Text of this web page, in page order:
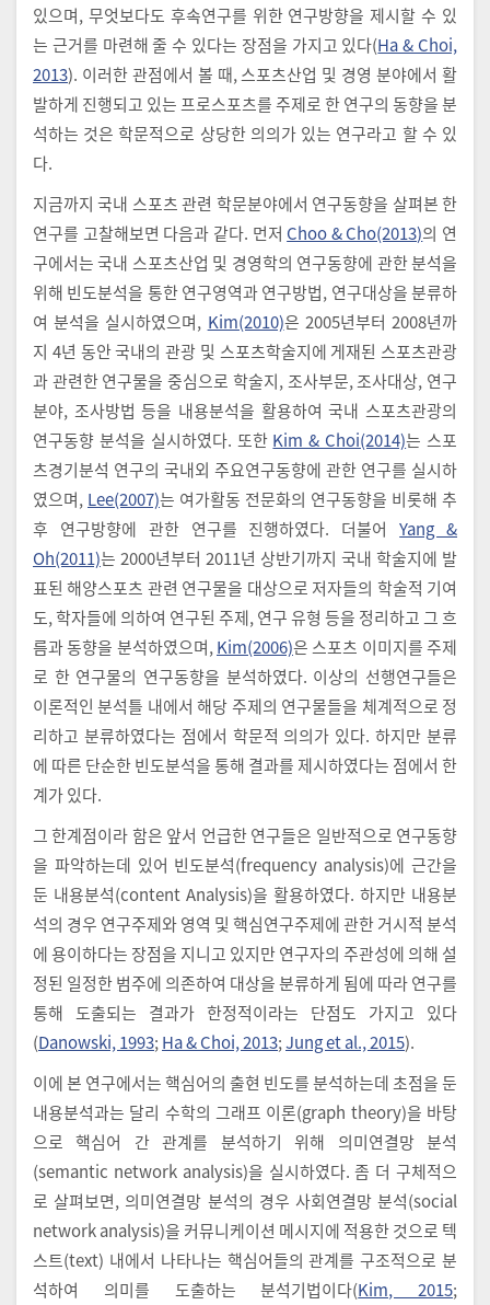
있으며, 무엇보다도 후속연구를 위한 연구방향을 제시할 수 있
는 근거를 마련해 줄 수 있다는 장점을 가지고 있다(Ha & Choi,
2013). 이러한 관점에서 볼 때, 스포츠산업 및 경영 분야에서 활
발하게 진행되고 있는 프로스포츠를 주제로 한 연구의 동향을 분
석하는 것은 학문적으로 상당한 의의가 있는 연구라고 할 수 있
다.
지금까지 국내 스포츠 관련 학문분야에서 연구동향을 살펴본 한
연구를 고찰해보면 다음과 같다. 먼저 Choo & Cho(2013)의 연
구에서는 국내 스포츠산업 및 경영학의 연구동향에 관한 분석을
위해 빈도분석을 통한 연구영역과 연구방법, 연구대상을 분류하
여 분석을 실시하였으며, Kim(2010)은 2005년부터 2008년까
지 4년 동안 국내의 관광 및 스포츠학술지에 게재된 스포츠관광
과 관련한 연구물을 중심으로 학술지, 조사부문, 조사대상, 연구
분야, 조사방법 등을 내용분석을 활용하여 국내 스포츠관광의
연구동향 분석을 실시하였다. 또한 Kim & Choi(2014)는 스포
츠경기분석 연구의 국내외 주요연구동향에 관한 연구를 실시하
였으며, Lee(2007)는 여가활동 전문화의 연구동향을 비롯해 추
후 연구방향에 관한 연구를 진행하였다. 더불어Yang &
Oh(2011)는 2000년부터 2011년 상반기까지 국내 학술지에 발
표된 해양스포츠 관련 연구물을 대상으로 저자들의 학술적 기여
도, 학자들에 의하여 연구된 주제, 연구 유형 등을 정리하고 그 흐
름과 동향을 분석하였으며, Kim(2006)은 스포츠 이미지를 주제
로 한 연구물의 연구동향을 분석하였다. 이상의 선행연구들은
이론적인 분석틀 내에서 해당 주제의 연구물들을 체계적으로 정
리하고 분류하였다는 점에서 학문적 의의가 있다. 하지만 분류
에 따른 단순한 빈도분석을 통해 결과를 제시하였다는 점에서 한
계가 있다.
그 한계점이라 함은 앞서 언급한 연구들은 일반적으로 연구동향
을 파악하는데 있어 빈도분석(frequency analysis)에 근간을
둔 내용분석(content Analysis)을 활용하였다. 하지만 내용분
석의 경우 연구주제와 영역 및 핵심연구주제에 관한 거시적 분석
에 용이하다는 장점을 지니고 있지만 연구자의 주관성에 의해 설
정된 일정한 범주에 의존하여 대상을 분류하게 됨에 따라 연구를
통해 도출되는 결과가 한정적이라는 단점도 가지고 있다
(Danowski, 1993; Ha & Choi, 2013;Jung et al., 2015).
이에 본 연구에서는 핵심어의 출현 빈도를 분석하는데 초점을 둔
내용분석과는 달리 수학의 그래프 이론(graph theory)을 바탕
으로 핵심어 간 관계를 분석하기 위해 의미연결망 분석
(semantic network analysis)을 실시하였다. 좀 더 구체적으
로 살펴보면, 의미연결망 분석의 경우 사회연결망 분석(social
network analysis)을 커뮤니케이션 메시지에 적용한 것으로 텍
스트(text) 내에서 나타나는 핵심어들의 관계를 구조적으로 분
석하여 의미를 도출하는 분석기법이다(Kim, 2015;